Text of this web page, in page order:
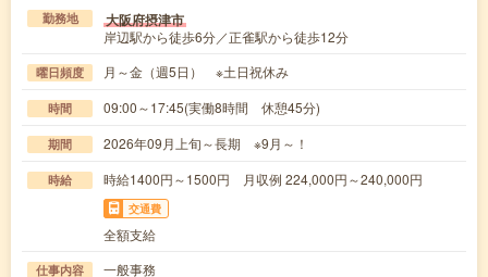
勤務地 大阪府摂津市
岸辺駅から徒歩6分／正雀駅から徒歩12分
曜日頻度 月～金（週5日） ※土日祝休み
時間 09:00～17:45(実働8時間 休憩45分)
期間 2026年09月上旬～長期 ※9月～！
時給 時給1400円～1500円 月収例 224,000円～240,000円
交通費
全額支給
仕事内容 一般事務